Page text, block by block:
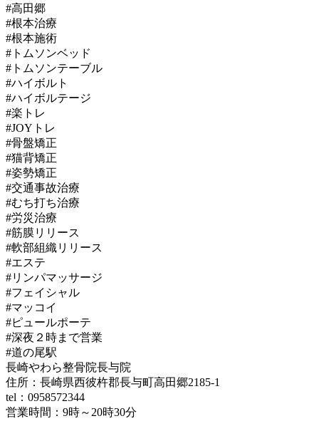
#高田郷
#根本治療
#根本施術
#トムソンベッド
#トムソンテーブル
#ハイボルト
#ハイボルテージ
#楽トレ
#JOYトレ
#骨盤矯正
#猫背矯正
#姿勢矯正
#交通事故治療
#むち打ち治療
#労災治療
#筋膜リリース
#軟部組織リリース
#エステ
#リンパマッサージ
#フェイシャル
#マッコイ
#ピュールポーテ
#深夜２時まで営業
#道の尾駅
長崎やわら整骨院長与院
住所：長崎県西彼杵郡長与町高田郷2185-1
tel：0958572344
営業時間：9時～20時30分